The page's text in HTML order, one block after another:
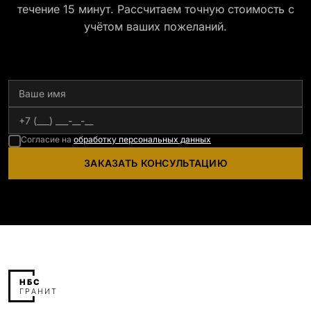
течение 15 минут. Рассчитаем точную стоимость с
учётом ваших пожеланий.
Согласие на обработку персональных данных
ЗАКАЗАТЬ КОНСУЛЬТАЦИЮ